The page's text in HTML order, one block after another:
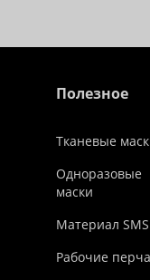
Полезное
Тканевые
Одноразовые
маски
Материал SMS
Рабочие